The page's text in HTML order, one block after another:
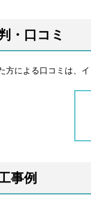
・口コミ
方による口コミは、
事例